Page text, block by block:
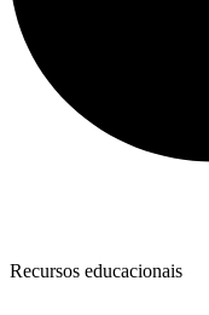
Recursos educacionais